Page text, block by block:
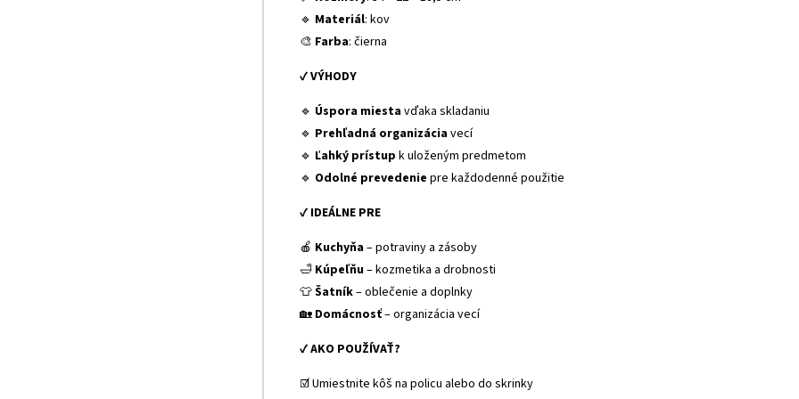
🔹 Materiál: kov
🎨 Farba: čierna
✔VÝHODY
🔹 Úspora miestavďaka skladaniu
🔹 Prehľadná organizáciavecí
🔹 Ľahký prístup k uloženým predmetom
🔹 Odolné prevedenie pre každodenné použitie
✔ IDEÁLNE PRE
🍎 Kuchyňa– potraviny a zásoby
🛁 Kúpeľňu– kozmetika a drobnosti
👕Šatník– oblečenie a doplnky
🏡 Domácnosť– organizácia vecí
✔AKO POUŽÍVAŤ?
☑️ Umiestnite kôš na policu alebo do skrinky